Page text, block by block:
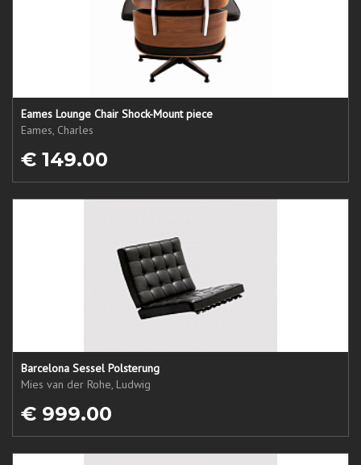
Eames Lounge Chair Shock-Mount piece
Eames, Charles
€ 149.00
Barcelona Sessel Polsterung
Mies van der Rohe, Ludwig
€ 999.00